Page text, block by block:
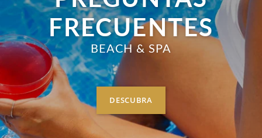
FRECUENTES
BEACH & SPA
DESCUBRA